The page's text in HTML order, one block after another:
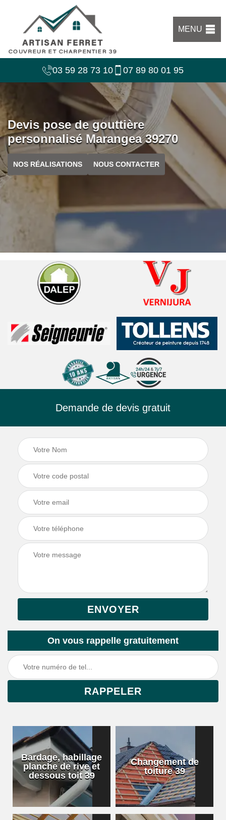
MENU
03 59 28 73 10 07 89 80 01 95
Devis pose de gouttière
personnalisé Marangea 39270
NOS RÉALISATIONS NOUS CONTACTER
Demande de devis gratuit
On vous rappelle gratuitement
Bardage, habillage
planche de rive et
dessous toit 39
Changement de
toiture 39